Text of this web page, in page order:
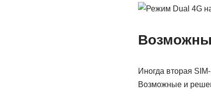
Иногда вторая
Возможные и